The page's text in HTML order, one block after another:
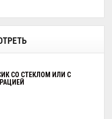
СО СТЕКЛОМ ИЛИ С